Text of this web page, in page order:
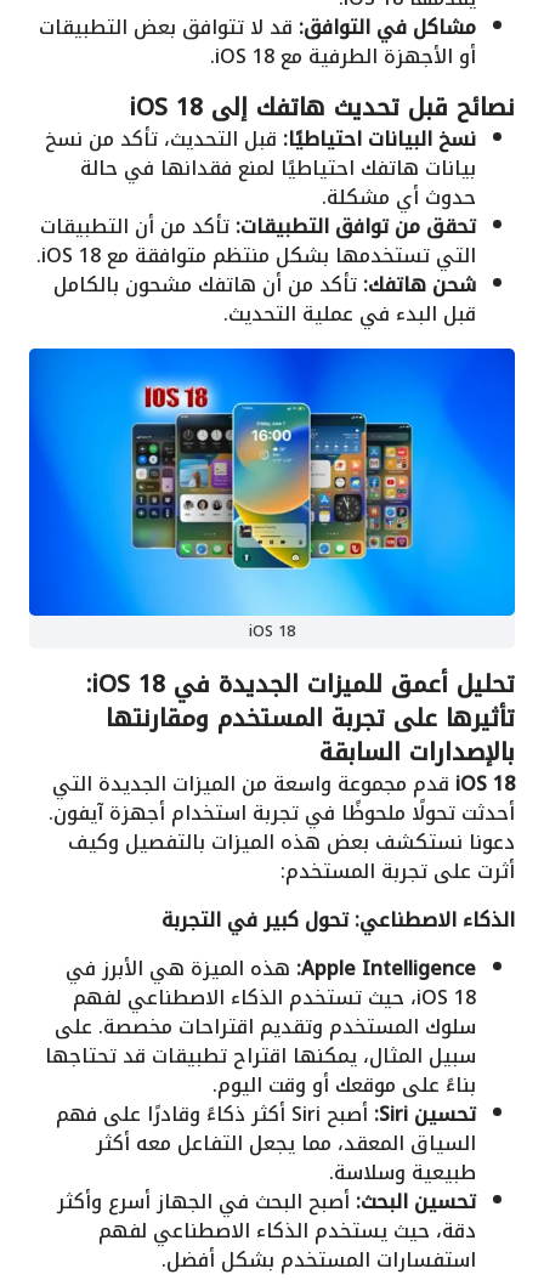
مشاكل في التوافق: قد لا تتوافق بعض التطبيقات
أو الأجهزة الطرفية مع iOS 18.
نصائح قبل تحديث هاتفك إلى iOS 18
نسخ البيانات احتياطيًا: قبل التحديث، تأكد من نسخ
بيانات هاتفك احتياطيًا لمنع فقدانها في حالة
حدوث أي مشكلة.
تحقق من توافق التطبيقات:تأكد من أن التطبيقات
التي تستخدمها بشكل منتظم متوافقة مع iOS 18.
شحن هاتفك:تأكد من أن هاتفك مشحون بالكامل
قبل البدء في عملية التحديث.
iOS 18
تحليل أعمق للميزات الجديدة في iOS 18:
تأثيرها على تجربة المستخدم ومقارنتها
بالإصدارات السابقة
iOS 18 قدم مجموعة واسعة من الميزات الجديدة التي
أحدثت تحولًا ملحوظًا في تجربة استخدام أجهزة آيفون.
دعونا نستكشف بعض هذه الميزات بالتفصيل وكيف
أثرت على تجربة المستخدم:
الذكاء الاصطناعي: تحول كبير في التجربة
Apple Intelligence: هذه الميزة هي الأبرز في
iOS 18، حيث تستخدم الذكاء الاصطناعي لفهم
سلوك المستخدم وتقديم اقتراحات مخصصة. على
سبيل المثال، يمكنها اقتراح تطبيقات قد تحتاجها
بناءً على موقعك أو وقت اليوم.
تحسين Siri: أصبح Siri أكثر ذكاءً وقادرًا على فهم
السياق المعقد، مما يجعل التفاعل معه أكثر
طبيعية وسلاسة.
تحسين البحث: أصبح البحث في الجهاز أسرع وأكثر
دقة، حيث يستخدم الذكاء الاصطناعي لفهم
استفسارات المستخدم بشكل أفضل.